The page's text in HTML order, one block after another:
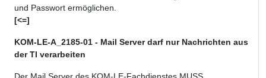
und Passwort ermöglichen.
[<=]
KOM-LE-A_2185-01 - Mail Server darf nur Nachrichten aus
der TI verarbeiten